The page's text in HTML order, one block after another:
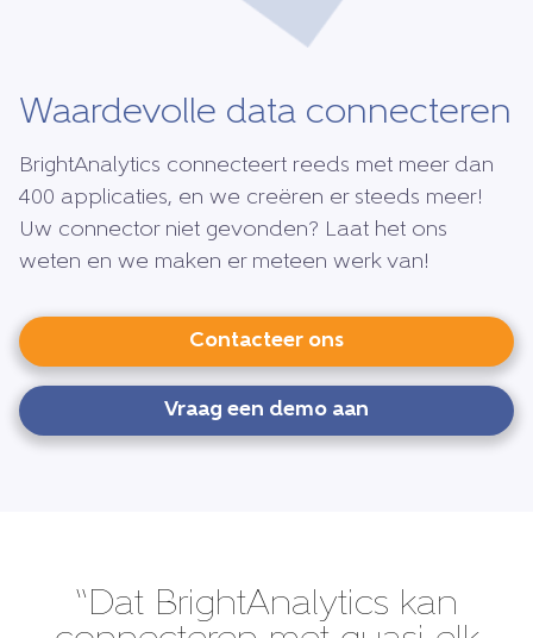
Waardevolle data connecteren
BrightAnalytics connecteert reeds met meer dan
400 applicaties, en we creëren er steeds meer!
Uw connector niet gevonden? Laat het ons
weten en we maken er meteen werk van!
Contacteer ons
Vraag een demo aan
“Dat BrightAnalytics kan